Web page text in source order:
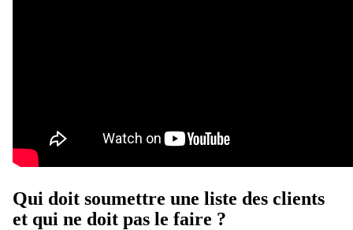
Qui doit soumettre une liste des clients
et qui ne doit pas le faire ?